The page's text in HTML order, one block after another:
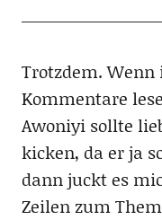
Trotzdem.
Kommentare
Awoniyi sollte
kicken, da er ja
dann juckt es
Zeilen zum